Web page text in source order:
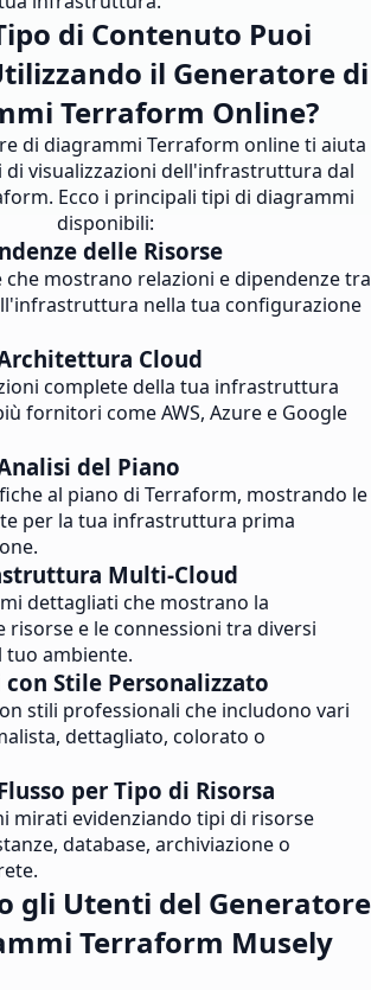
di Contenuto Puoi
il Generatore di
Terraform Online?
di diagrammi Terraform online ti aiuta
di visualizzazioni dell'infrastruttura dal
Ecco i principali tipi di diagrammi
disponibili:
delle Risorse
che mostrano relazioni e dipendenze tra
nella tua configurazione
Cloud
complete della tua infrastruttura
fornitori come AWS, Azure e Google
del Piano
al piano di Terraform, mostrando le
per la tua infrastruttura prima
Multi-Cloud
dettagliati che mostrano la
risorse e le connessioni tra diversi
ambiente.
Stile Personalizzato
stili professionali che includono vari
dettagliato, colorato o
per Tipo di Risorsa
mirati evidenziando tipi di risorse
database, archiviazione o
gli Utenti del Generatore
Terraform Musely